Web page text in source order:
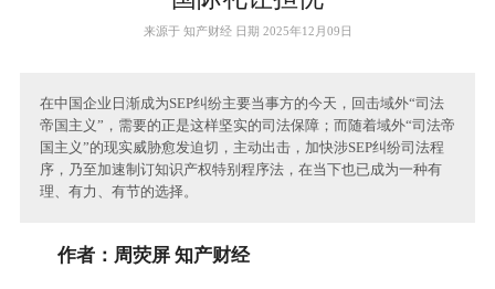
来源于 知产财经 日期 2025年12月09日
在中国企业日渐成为SEP纠纷主要当事方的今天，回击域外“司法
帝国主义”，需要的正是这样坚实的司法保障；而随着域外“司法帝
国主义”的现实威胁愈发迫切，主动出击，加快涉SEP纠纷司法程
序，乃至加速制订知识产权特别程序法，在当下也已成为一种有
理、有力、有节的选择。
作者：周荧屏 知产财经